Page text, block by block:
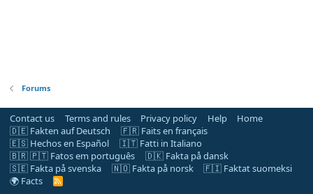
Forums
Contact us Terms and rules Privacy policy Help
Home
🇩🇪 Fakten auf Deutsch
🇫🇷 Faits en français
🇪🇸 Hechos en Español
🇮🇹 Fatti in Italiano
🇧🇷 🇵🇹 Fatos em português
🇩🇰 Fakta på dansk
🇸🇪 Fakta på svenska
🇳🇴 Fakta på norsk
🇫🇮 Faktat suomeksi
🌍 Facts
R